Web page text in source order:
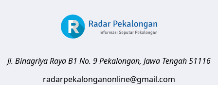
Jl. Binagriya Raya B1 No. 9Pekalongan, Jawa Tengah51116
radarpekalonganonline@gmail.com